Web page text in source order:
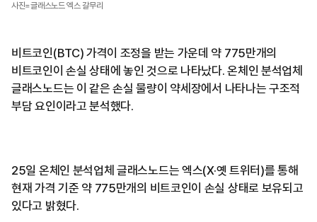
사진=글래스노드 엑스 갈무리
비트코인(BTC) 가격이 조정을 받는 가운데 약 775만개의
비트코인이 손실 상태에 놓인 것으로 나타났다. 온체인 분석업체
글래스노드는 이 같은 손실 물량이 약세장에서 나타나는 구조적
부담 요인이라고 분석했다.
25일 온체인 분석업체 글래스노드는 엑스(X·옛 트위터)를 통해
현재 가격 기준 약 775만개의 비트코인이 손실 상태로 보유되고
있다고 밝혔다.